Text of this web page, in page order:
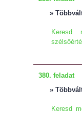
»
Keresd
380. feladat
»
Keresd